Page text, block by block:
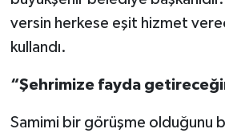
versin herkese eşit hizmet
kullandı.
“Şehrimize fayda
Samimi bir görüşme olduğunu